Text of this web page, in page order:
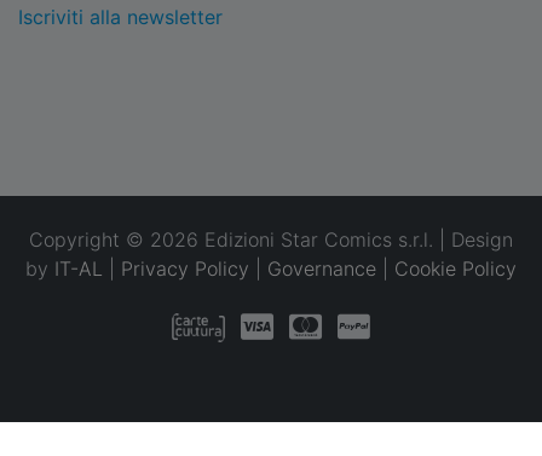
Iscriviti alla newsletter
Copyright © 2026 Edizioni Star Comics s.r.l. | Design
by IT-AL Privacy Policy Governance Cookie Policy